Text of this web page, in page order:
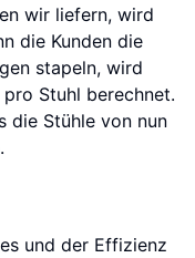
wir liefern, wird
die Kunden die
stapeln, wird
Stuhl berechnet.
die Stühle von nun